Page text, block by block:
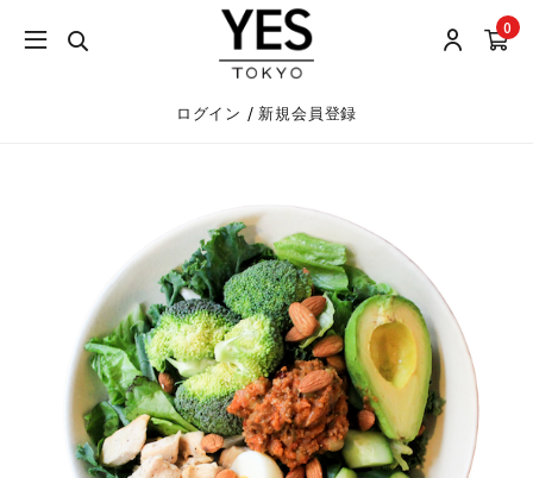
0
ログイン / 新規会員登録